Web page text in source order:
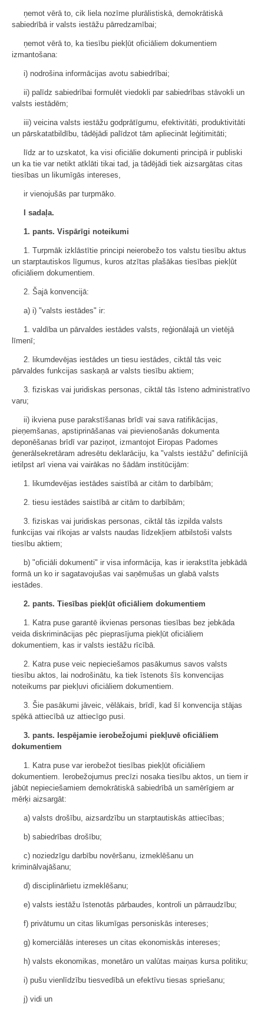
ņemot vērā to, cik liela nozīme plurālistiskā, demokrātiskā
sabiedrībā ir valsts iestāžu pārredzamībai;
ņemot vērā to, ka tiesību piekļūt oficiāliem dokumentiem
izmantošana:
i) nodrošina informācijas avotu sabiedrībai;
ii) palīdz sabiedrībai formulēt viedokli par sabiedrības stāvokli un
valsts iestādēm;
iii) veicina valsts iestāžu godprātīgumu, efektivitāti, produktivitāti
un pārskatatbildību, tādējādi palīdzot tām apliecināt leģitimitāti;
līdz ar to uzskatot, ka visi oficiālie dokumenti principā ir publiski
un ka tie var netikt atklāti tikai tad, ja tādējādi tiek aizsargātas citas
tiesības un likumīgās intereses,
ir vienojušās par turpmāko.
I sadaļa.
1. pants. Vispārīgi noteikumi
1. Turpmāk izklāstītie principi neierobežo tos valstu tiesību aktus
un starptautiskos līgumus, kuros atzītas plašākas tiesības piekļūt
oficiāliem dokumentiem.
2. Šajā konvencijā:
a) i) "valsts iestādes" ir:
1. valdība un pārvaldes iestādes valsts, reģionālajā un vietējā
līmenī;
2. likumdevējas iestādes un tiesu iestādes, ciktāl tās veic
pārvaldes funkcijas saskaņā ar valsts tiesību aktiem;
3. fiziskas vai juridiskas personas, ciktāl tās īsteno administratīvo
varu;
ii) ikviena puse parakstīšanas brīdī vai sava ratifikācijas,
pieņemšanas, apstiprināšanas vai pievienošanās dokumenta
deponēšanas brīdī var paziņot, izmantojot Eiropas Padomes
ģenerālsekretāram adresētu deklarāciju, ka "valsts iestāžu" definīcijā
ietilpst arī viena vai vairākas no šādām institūcijām:
1. likumdevējas iestādes saistībā ar citām to darbībām;
2. tiesu iestādes saistībā ar citām to darbībām;
3. fiziskas vai juridiskas personas, ciktāl tās izpilda valsts
funkcijas vai rīkojas ar valsts naudas līdzekļiem atbilstoši valsts
tiesību aktiem;
b) "oficiāli dokumenti" ir visa informācija, kas ir ierakstīta jebkādā
formā un ko ir sagatavojušas vai saņēmušas un glabā valsts
iestādes.
2. pants. Tiesības piekļūt oficiāliem dokumentiem
1. Katra puse garantē ikvienas personas tiesības bez jebkāda
veida diskriminācijas pēc pieprasījuma piekļūt oficiāliem
dokumentiem, kas ir valsts iestāžu rīcībā.
2. Katra puse veic nepieciešamos pasākumus savos valsts
tiesību aktos, lai nodrošinātu, ka tiek īstenots šīs konvencijas
noteikums par piekļuvi oficiāliem dokumentiem.
3. Šie pasākumi jāveic, vēlākais, brīdī, kad šī konvencija stājas
spēkā attiecībā uz attiecīgo pusi.
3. pants. Iespējamie ierobežojumi piekļuvē oficiāliem
dokumentiem
1. Katra puse var ierobežot tiesības piekļūt oficiāliem
dokumentiem. Ierobežojumus precīzi nosaka tiesību aktos, un tiem ir
jābūt nepieciešamiem demokrātiskā sabiedrībā un samērīgiem ar
mērķi aizsargāt:
a) valsts drošību, aizsardzību un starptautiskās attiecības;
b) sabiedrības drošību;
c) noziedzīgu darbību novēršanu, izmeklēšanu un
kriminālvajāšanu;
d) disciplinārlietu izmeklēšanu;
e) valsts iestāžu īstenotās pārbaudes, kontroli un pārraudzību;
f) privātumu un citas likumīgas personiskās intereses;
g) komerciālās intereses un citas ekonomiskās intereses;
h) valsts ekonomikas, monetāro un valūtas maiņas kursa politiku;
i) pušu vienlīdzību tiesvedībā un efektīvu tiesas spriešanu;
j) vidi un